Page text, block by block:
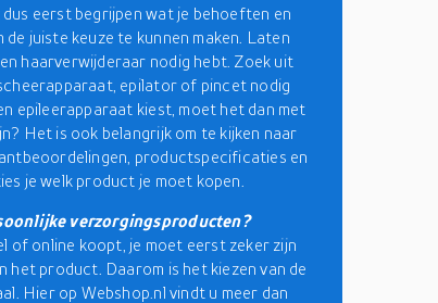
dus eerst begrijpen wat je behoeften en
juiste keuze te kunnen maken. Laten
haarverwijderaar nodig hebt. Zoek uit
epilator of pincet nodig
epileerapparaat kiest, moet het dan met
Het is ook belangrijk om te kijken naar
productspecificaties en
je welk product je moet kopen.
verzorgingsproducten?
of online koopt, je moet eerst zeker zijn
het product. Daarom is het kiezen van de
Hier op Webshop.nl vindt u meer dan